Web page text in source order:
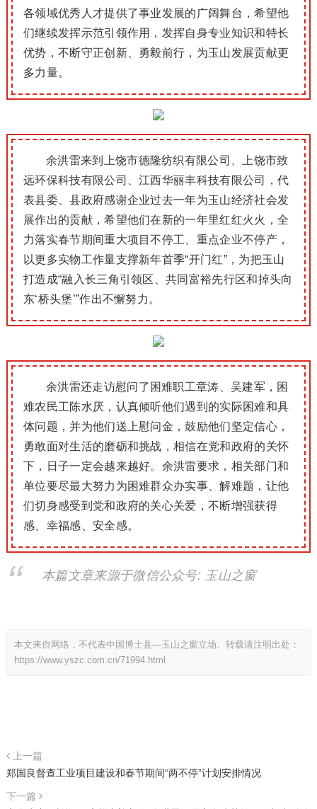
各领域优秀人才提供了事业发展的广阔舞台，希望他
们继续发挥示范引领作用，发挥自身专业知识和特长
优势，不断守正创新、勇毅前行，为玉山发展贡献更
多力量。
余洪雷来到上饶市德隆纺织有限公司、上饶市致
远环保科技有限公司、江西华丽丰科技有限公司，代
表县委、县政府感谢企业过去一年为玉山经济社会发
展作出的贡献，希望他们在新的一年里红红火火，全
力落实春节期间重大项目不停工、重点企业不停产，
以更多实物工作量支撑新年首季“开门红”，为把玉山
打造成“融入长三角引领区、共同富裕先行区和掉头向
东‘桥头堡’”作出不懈努力。
余洪雷还走访慰问了困难职工章涛、吴建军，困
难农民工陈水厌，认真倾听他们遇到的实际困难和具
体问题，并为他们送上慰问金，鼓励他们坚定信心，
勇敢面对生活的磨砺和挑战，相信在党和政府的关怀
下，日子一定会越来越好。余洪雷要求，相关部门和
单位要尽最大努力为困难群众办实事、解难题，让他
们切身感受到党和政府的关心关爱，不断增强获得
感、幸福感、安全感。
本篇文章来源于微信公众号: 玉山之窗
本文来自网络，不代表中国博士县—玉山之窗立场。转载请注明出处：
https://www.yszc.com.cn/71994.html
上一篇
郑国良督查工业项目建设和春节期间“两不停”计划安排情况
下一篇